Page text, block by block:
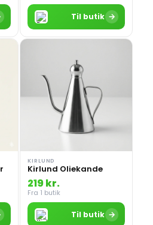
Til butik →
KIRLUND
Kirlund Oliekande
219 kr.
Fra 1 butik
Til butik →